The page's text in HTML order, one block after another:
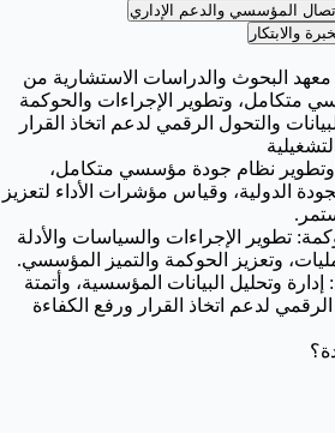
المؤسسي والدعم الإداري
والابتكار
معهد البحوث والدراسات الاستشارية من
متكامل، وتطوير الإجراءات والحوكمة
والتحول الرقمي لدعم اتخاذ القرار
وتطوير نظام جودة مؤسسي متكامل،
الدولية، وقياس مؤشرات الأداء لتعزيز
تطوير الإجراءات والسياسات والأدلة
وتعزيز الحوكمة والتميز المؤسسي.
وتحليل البيانات المؤسسية، وأتمتة
لدعم اتخاذ القرار ورفع الكفاءة